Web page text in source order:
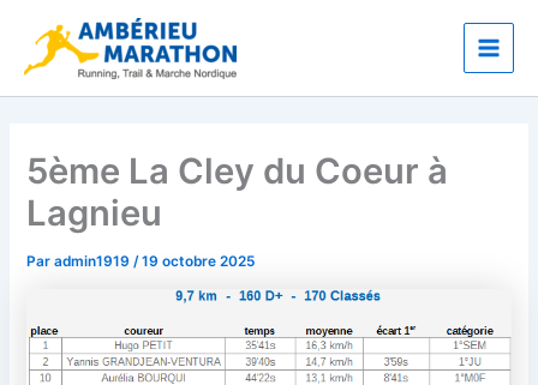
contenu
Main
5ème La Cley du Coeur à
Lagnieu
Paradmin1919/19 octobre 2025